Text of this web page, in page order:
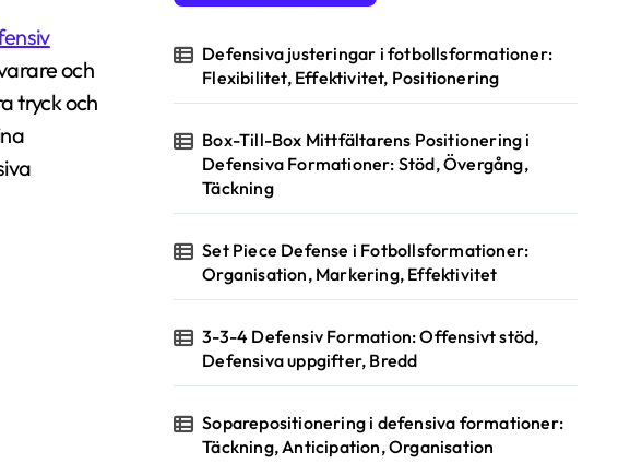
och
tryck och
o
:
Defensiva justeringar i fotbollsformationer:
Flexibilitet, Effektivitet, Positionering
Box-Till-Box Mittfältarens Positionering i
Defensiva Formationer: Stöd, Övergång,
Täckning
Set Piece Defense i Fotbollsformationer:
Organisation, Markering, Effektivitet
3-3-4 Defensiv Formation: Offensivt stöd,
Defensiva uppgifter, Bredd
Soparepositionering i defensiva formationer:
Täckning, Anticipation, Organisation